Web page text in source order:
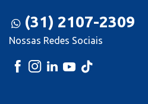
(31) 2107-2309
Nossas Redes Sociais